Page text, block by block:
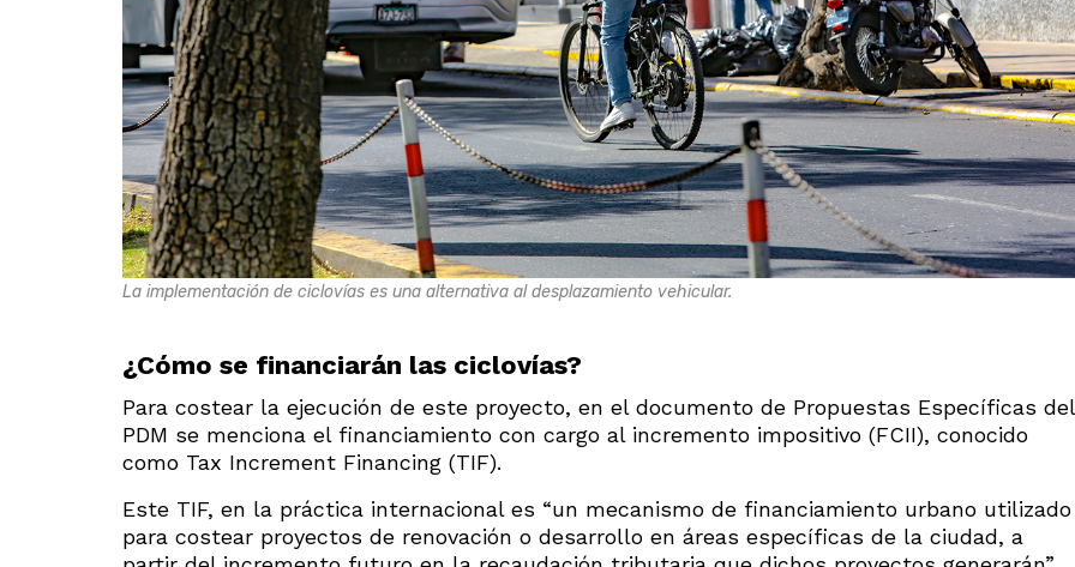
La implementación de ciclovías es una alternativa al desplazamiento vehicular.
¿Cómo se financiarán las ciclovías?
Para costear la ejecución de este proyecto, en el documento de Propuestas Específicas del
PDM se menciona el financiamiento con cargo al incremento impositivo (FCII), conocido
como Tax Increment Financing (TIF).
Este TIF, en la práctica internacional es “un mecanismo de financiamiento urbano utilizado
para costear proyectos de renovación o desarrollo en áreas específicas de la ciudad, a